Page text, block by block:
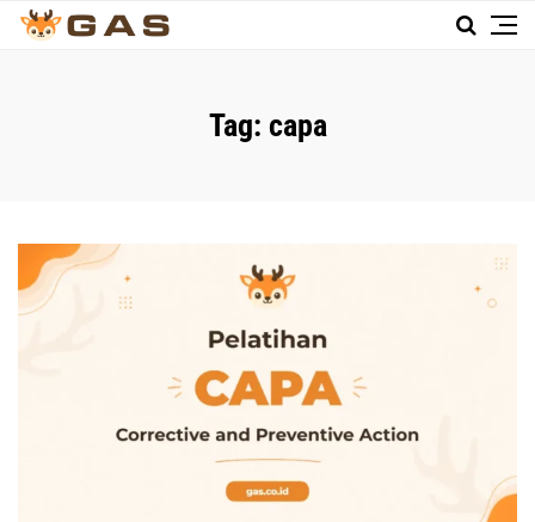
Tag: capa